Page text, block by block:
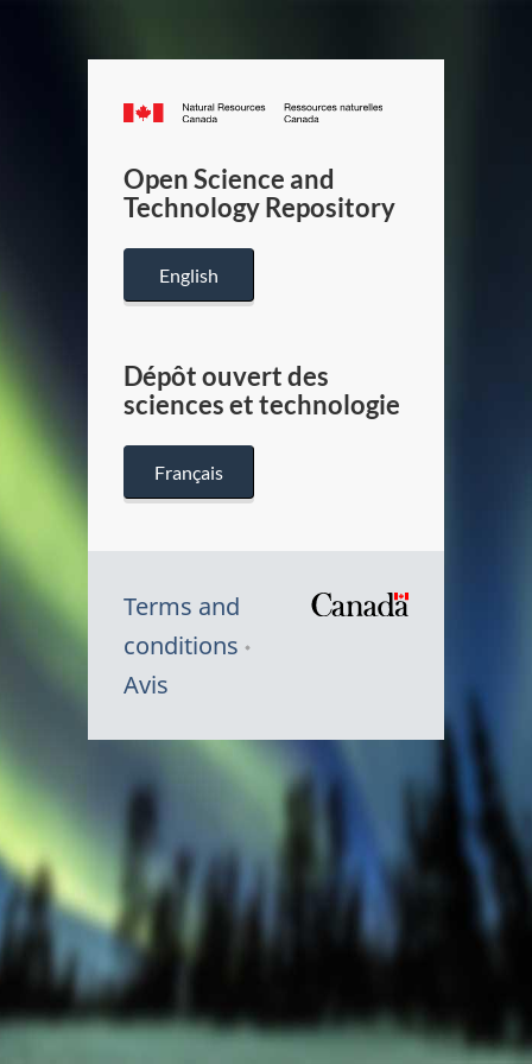
Canada.ca
/
Canada
Open Science and
Technology Repository
English
Dépôt ouvert des
sciences et technologie
Français
Terms and
conditions
Avis
Canada